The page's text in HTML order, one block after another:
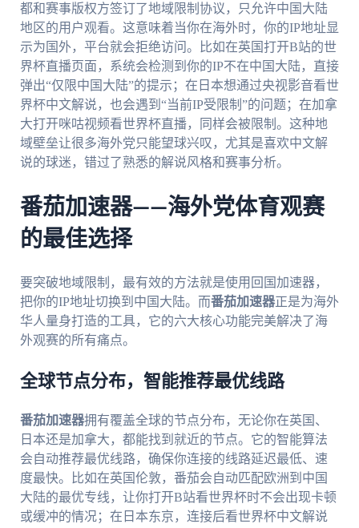
都和赛事版权方签订了地域限制协议，只允许中国大陆
地区的用户观看。这意味着当你在海外时，你的IP地址显
示为国外，平台就会拒绝访问。比如在英国打开B站的世
界杯直播页面，系统会检测到你的IP不在中国大陆，直接
弹出“仅限中国大陆”的提示；在日本想通过央视影音看世
界杯中文解说，也会遇到“当前IP受限制”的问题；在加拿
大打开咪咕视频看世界杯直播，同样会被限制。这种地
域壁垒让很多海外党只能望球兴叹，尤其是喜欢中文解
说的球迷，错过了熟悉的解说风格和赛事分析。
番茄加速器——海外党体育观赛
的最佳选择
要突破地域限制，最有效的方法就是使用回国加速器，
把你的IP地址切换到中国大陆。而番茄加速器正是为海外
华人量身打造的工具，它的六大核心功能完美解决了海
外观赛的所有痛点。
全球节点分布，智能推荐最优线路
番茄加速器拥有覆盖全球的节点分布，无论你在英国、
日本还是加拿大，都能找到就近的节点。它的智能算法
会自动推荐最优线路，确保你连接的线路延迟最低、速
度最快。比如在英国伦敦，番茄会自动匹配欧洲到中国
大陆的最优专线，让你打开B站看世界杯时不会出现卡顿
或缓冲的情况；在日本东京，连接后看世界杯中文解说